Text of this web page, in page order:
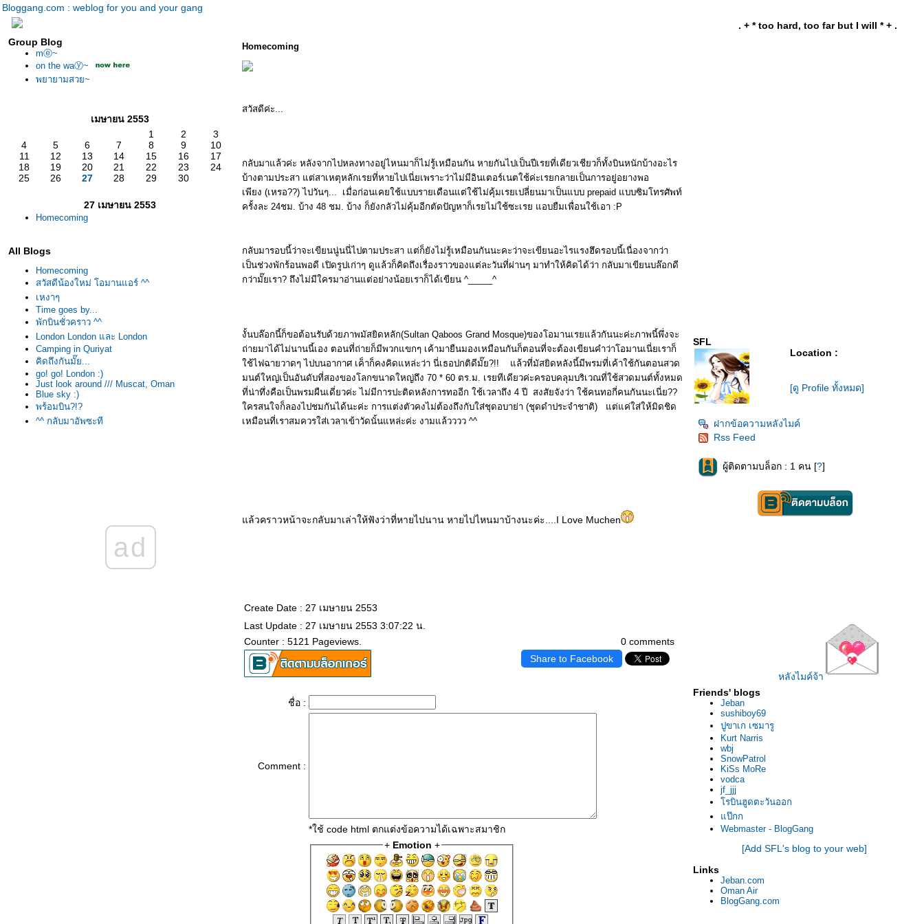
Bloggang.com : weblog for you and your gang
. + * too hard, too far but I will * + .
Group Blog
mⓔ~
on the waⓨ~
พยายามสวย~
เมษายน 2553
1
2
3
4
5 6 7 8 9
10
11
12 13 14 15 16
17
18
19 20 21 22 23
24
25
26 27 28 29 30
27 เมษายน 2553
Homecoming
All Blogs
Homecoming
สวัสดีน้องใหม่ โอมานแอร์ ^^
เหงาๆ
Time goes by...
พักบินชั่วคราว ^^
London London และ London
Camping in Quriyat
คิดถึงกันมั๊ย...
go! go! London :)
Just look around /// Muscat, Oman
Blue sky :)
พร้อมบิน?!?
^^ กลับมาอัพซะที
สวัสดีน๊าน นานนนน
ad
Homecoming
สวัสดีค่ะ...
กลับมาแล้วค่ะ หลังจากไปหลงทางอยู่ไหนมาก็ไม่รู้เหมือนกัน หายกันไปเป็นปีเรยที่เดียวเชียวก็ทั้งบินหนักบ้างอะไร
บ้างตามประสา แต่สาเหตุหลักเรยที่หายไปเนี่ยเพราะว่าไม่มีอินเตอร์เนตใช้ค่ะเรยกลายเป็นการอยู่อยางพอ
เพียง (เหรอ??) ไปวันๆ... เมื่อก่อนเคยใช้แบบรายเดือนแต่ใช้ไม่คุ้มเรยเปลี่ยนมาเป็นแบบ prepaid แบบซิมโทรศัพท์
ครั้งละ 24ชม. บ้าง 48 ชม. บ้าง ก็ยังกลัวไม่คุ้มอีกตัดปัญหาก็เรยไม่ใช้ซะเรย แอบยืมเพื่อนใช้เอา :P
กลับมารอบนี้ว่าจะเขียนนู่นนี่ไปตามประสา แต่ก็ยังไม่รู้เหมือนกันนะคะว่าจะเขียนอะไรแรงฮึดรอบนี้เนื่องจากว่า
เป็นช่วงพักร้อนพอดี เปิดรูปเก่าๆ ดูแล้วก็คิดถึงเรื่องราวของแต่ละวันที่ผ่านๆ มาทำให้คิดได้ว่า กลับมาเขียนบล๊อกดี
กว่ามั๊ยเรา? ถึงไม่มีใครมาอ่านแต่อย่างน้อยเราก็ได้เขียน ^_____^
งั้นบล๊อกนี้ก็ขอต้อนรับด้วยภาพมัสยิดหลัก(Sultan Qaboos Grand Mosque)ของโอมานเรยแล้วกันนะค่ะภาพนี้พึ่งจะ
ถ่ายมาได้ไม่นานนี้เอง ตอนที่ถ่ายก็มีพวกแขกๆ เค้ามายืนมองเหมือนกันก็ตอนที่จะต้องเขียนคำว่าโอมานเนี่ยเราก็
ช้ไฟฉายวาดๆ ไปบนอากาศ เค็าก็คงคิดแหล่ะว่า นี่เธอปกติดีมั๊ย?!! แล้วที่มัสยิดหลังนี้มีพรมที่เค้าใช้กันตอนสวด
มนต์ใหญ่เป็นอันดับที่สองของโลกขนาดใหญ่ถึง 70 * 60 ตร.ม. เรยทีเดียวค่ะครอบคลุมบริเวณที่ใช้สวดมนต์ทั้งหมด
ที่น่าทึ่งคือเป็นพรมผืนเดี่ยวค่ะ ไม่มีการปะติดหลังการทออีก ใช้เวลาถึง 4 ปี สงสัยจังว่า ใช้คนทอกี่คนกันนะเนี่ย??
ครสนใจก็ลองไปชมกันได้นะค่ะ การแต่งตัวคงไม่ต้องถึงกับใส่ชุดอบาย่า (ชุดดำประจำชาติ) แต่แค่ใส่ให้มิดชิด
เหมือนที่เราสมควรใส่เวลาเข้าวัดนั้นแหล่ะค่ะ งามแล้วววว ^^
ล้วคราวหน้าจะกลับมาเล่าให้ฟังว่าที่หายไปนาน หายไปไหนมาบ้างนะค่ะ....I Love Muchen
Create Date : 27 เมษายน 2553
0 comments
Last Update : 27 เมษายน 2553 3:07:22 น.
Counter : 5121 Pageviews.
Share to Facebook
ชื่อ :
Comment :
*ใช้ code html ตกแต่งข้อความได้เฉพาะสมาชิก
+ Emotion +
SFL
Location :
[ดู Profile ทั้งหมด]
ฝากข้อความหลังไมค์
Rss Feed
ผู้ติดตามบล็อก : 1 คน [?]
หลังไมค์จ้า
Friends' blogs
Jeban
sushiboy69
ปูขาเก เซมารู
Kurt Narris
wbj
SnowPatrol
KiSs MoRe
vodca
jf_jjj
รบินฮูดตะวันออก
ป๊กก
Webmaster - BlogGang
[Add SFL's blog to your web]
Links
Jeban.com
Oman Air
BlogGang.com